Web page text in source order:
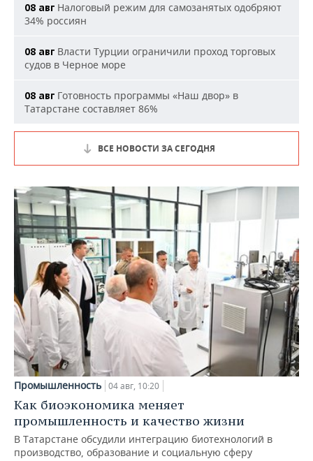
08 авг Налоговый режим для самозанятых одобряют
34% россиян
08 авг Власти Турции ограничили проход торговых
судов в Черное море
08 авг Готовность программы «Наш двор» в
Татарстане составляет 86%
ВСЕ НОВОСТИ ЗА СЕГОДНЯ
Промышленность 04 авг, 10:20
Как биоэкономика меняет
промышленность и качество жизни
В Татарстане обсудили интеграцию биотехнологий в
производство, образование и социальную сферу